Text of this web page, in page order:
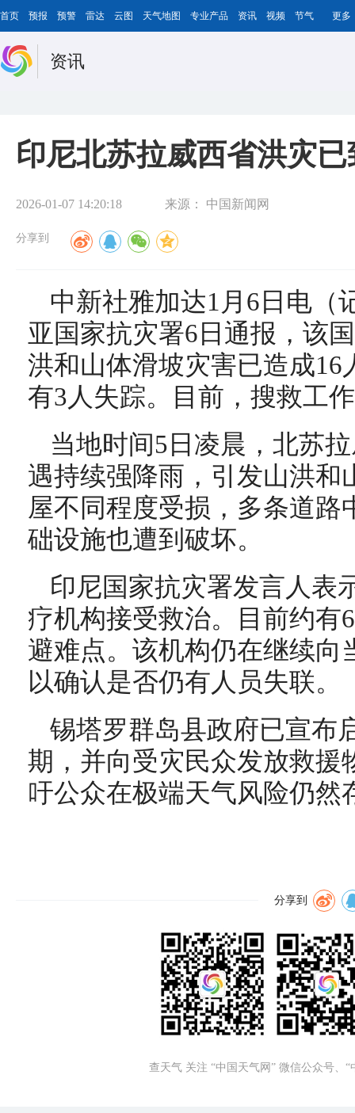
首页 预报 预警 雷达 云图 天气地图 专业产品 资讯 视频 节气 更多
资讯
印尼北苏拉威西省洪灾已
2026-01-07 14:20:18 来源： 中国新闻网
分享到
中新社雅加达1月6日电（
亚国家抗灾署6日通报，该
洪和山体滑坡灾害已造成16
有3人失踪。目前，搜救工
当地时间5日凌晨，北苏
遇持续强降雨，引发山洪和
屋不同程度受损，多条道路
础设施也遭到破坏。
印尼国家抗灾署发言人表
疗机构接受救治。目前约有
避难点。该机构仍在继续向
以确认是否仍有人员失联。
锡塔罗群岛县政府已宣布
期，并向受灾民众发放救援
吁公众在极端天气风险仍然
分享到
查天气 关注 “中国天气网” 微信公众号、